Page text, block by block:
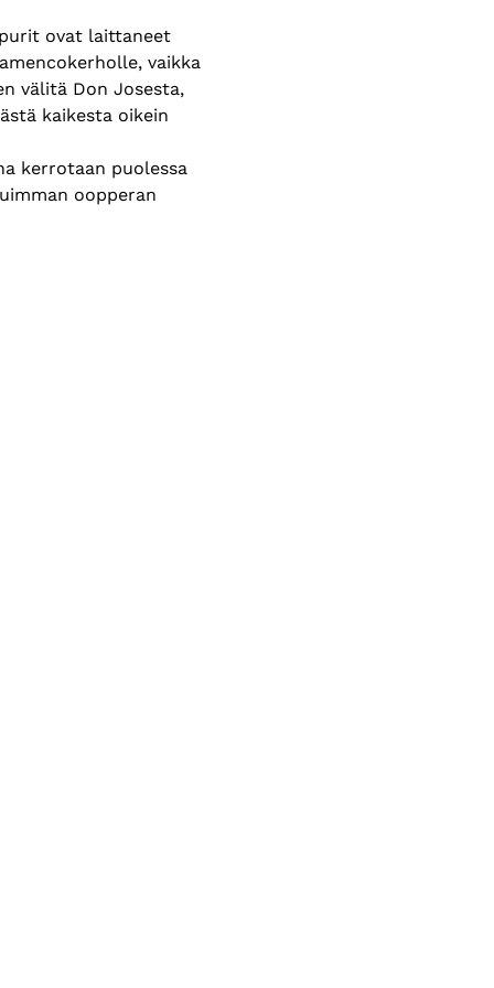
ovat laittaneet
vaikka
välitä Don Josesta,
kaikesta oikein
kerrotaan puolessa
oopperan